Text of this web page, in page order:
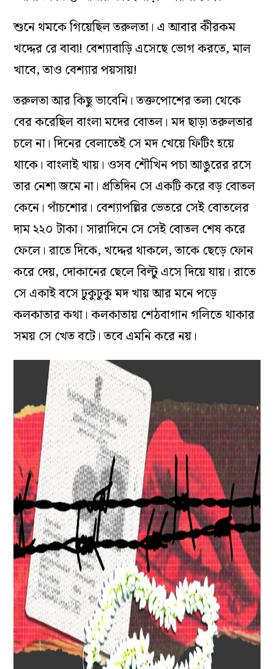
শুনে থমকে গিয়েছিল তরুলতা। এ আবার কীরকম
খদ্দের রে বাবা! বেশ্যাবাড়ি এসেছে ভোগ করতে, মাল
খাবে, তাও বেশ্যার পয়সায়!
তরুলতা আর কিছু ভাবেনি। তক্তপোশের তলা থেকে
বের করেছিল বাংলা মদের বোতল। মদ ছাড়া তরুলতার
চলে না। দিনের বেলাতেই সে মদ খেয়ে ফিটিং হয়ে
থাকে। বাংলাই খায়। ওসব শৌখিন পচা আঙুরের রসে
তার নেশা জমে না। প্রতিদিন সে একটি করে বড় বোতল
কেনে। পাঁচশোর। বেশ্যাপল্লির ভেতরে সেই বোতলের
দাম ২২০ টাকা। সারাদিনে সে সেই বোতল শেষ করে
ফেলে। রাতে দিকে, খদ্দের থাকলে, তাকে ছেড়ে ফোন
করে দেয়, দোকানের ছেলে বিল্টু এসে দিয়ে যায়। রাতে
সে একাই বসে ঢুকুঢুকু মদ খায় আর মনে পড়ে
কলকাতার কথা। কলকাতায় শেঠবাগান গলিতে থাকার
সময় সে খেত বটে। তবে এমনি করে নয়।